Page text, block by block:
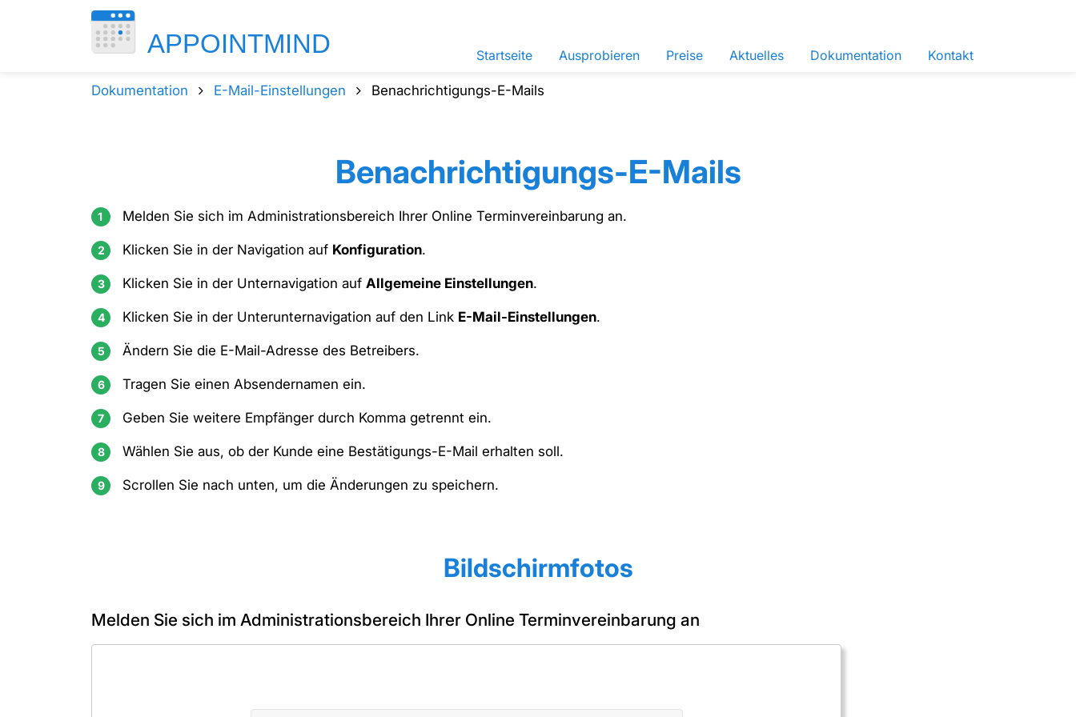
Startseite Ausprobieren Preise Aktuelles Dokumentation Kontakt
Dokumentation E-Mail-Einstellungen Benachrichtigungs-E-Mails
Benachrichtigungs-E-Mails
Melden Sie sich im Administrationsbereich Ihrer Online Terminvereinbarung an.
Klicken Sie in der Navigation auf Konfiguration.
Klicken Sie in der Unternavigation auf Allgemeine Einstellungen.
Klicken Sie in der Unterunternavigation auf den Link E-Mail-Einstellungen.
Ändern Sie die E-Mail-Adresse des Betreibers.
Tragen Sie einen Absendernamen ein.
Geben Sie weitere Empfänger durch Komma getrennt ein.
Wählen Sie aus, ob der Kunde eine Bestätigungs-E-Mail erhalten soll.
Scrollen Sie nach unten, um die Änderungen zu speichern.
Bildschirmfotos
Melden Sie sich im Administrationsbereich Ihrer Online Terminvereinbarung an